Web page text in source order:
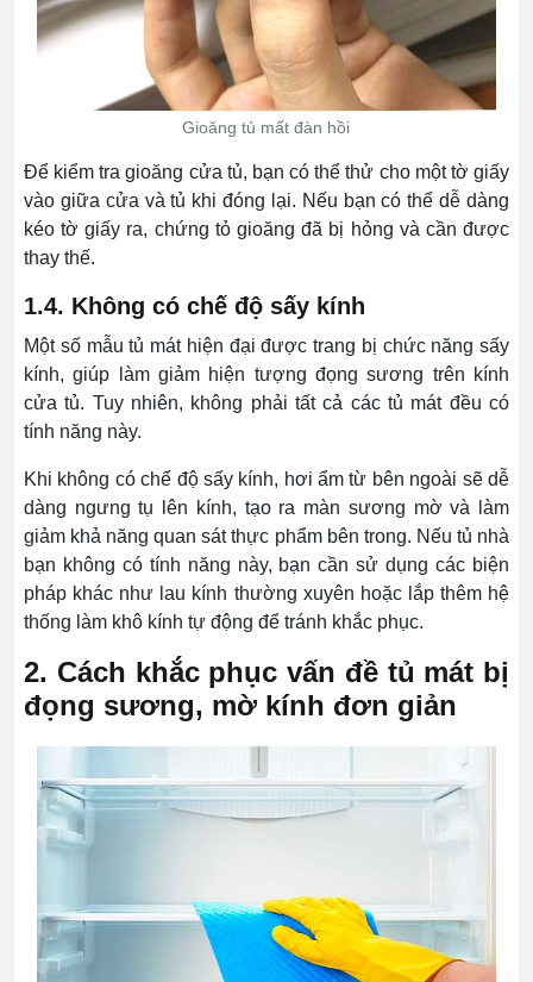
Gioăng tủ mất đàn hồi
Để kiểm tra gioăng cửa tủ, bạn có thể thử cho một tờ giấy
vào giữa cửa và tủ khi đóng lại. Nếu bạn có thể dễ dàng
kéo tờ giấy ra, chứng tỏ gioăng đã bị hỏng và cần được
thay thế.
1.4. Không có chế độ sấy kính
Một số mẫu tủ mát hiện đại được trang bị chức năng sấy
kính, giúp làm giảm hiện tượng đọng sương trên kính
cửa tủ. Tuy nhiên, không phải tất cả các tủ mát đều có
tính năng này.
Khi không có chế độ sấy kính, hơi ẩm từ bên ngoài sẽ dễ
dàng ngưng tụ lên kính, tạo ra màn sương mờ và làm
giảm khả năng quan sát thực phẩm bên trong. Nếu tủ nhà
bạn không có tính năng này, bạn cần sử dụng các biện
pháp khác như lau kính thường xuyên hoặc lắp thêm hệ
thống làm khô kính tự động để tránh khắc phục.
2. Cách khắc phục vấn đề tủ mát bị
đọng sương, mờ kính đơn giản